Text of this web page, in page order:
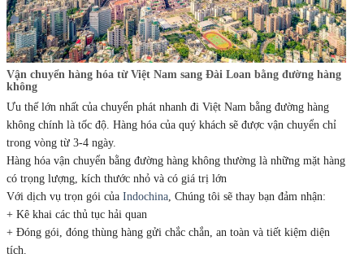
Vận chuyển hàng hóa từ Việt Nam sang Đài Loan bằng đường hàng
không
Ưu thế lớn nhất của chuyển phát nhanh đi Việt Nam bằng đường hàng
không chính là tốc độ. Hàng hóa của quý khách sẽ được vận chuyển chỉ
trong vòng từ 3-4 ngày.
Hàng hóa vận chuyển bằng đường hàng không thường là những mặt hàng
có trọng lượng, kích thước nhỏ và có giá trị lớn
Với dịch vụ trọn gói của Indochina , Chúng tôi sẽ thay bạn đảm nhận:
+ Kê khai các thủ tục hải quan
+ Đóng gói, đóng thùng hàng gửi chắc chắn, an toàn và tiết kiệm diện
tích.